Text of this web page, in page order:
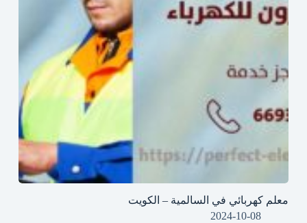
معلم كهربائي في السالمية – الكويت
2024-10-08